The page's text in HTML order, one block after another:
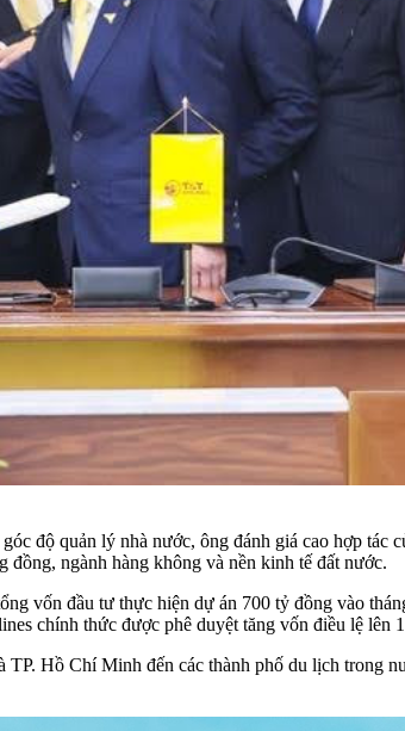
độ quản lý nhà nước, ông đánh giá cao hợp tác
ngành hàng không và nền kinh tế đất nước.
vốn đầu tư thực hiện dự án 700 tỷ đồng vào
chính thức được phê duyệt tăng vốn điều lệ lên
Hồ Chí Minh đến các thành phố du lịch trong